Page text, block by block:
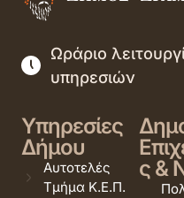
Ωράριο
υπηρεσιών
Υπηρεσίες
Δήμου
Αυτοτελές
Τμήμα Κ.Ε.Π.
ς &